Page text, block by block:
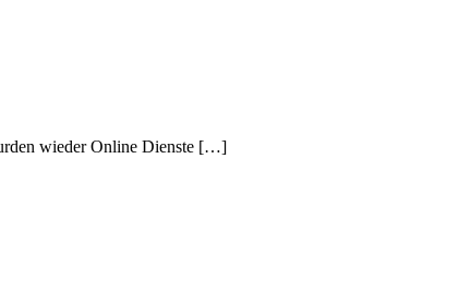
wieder Online Dienste […]